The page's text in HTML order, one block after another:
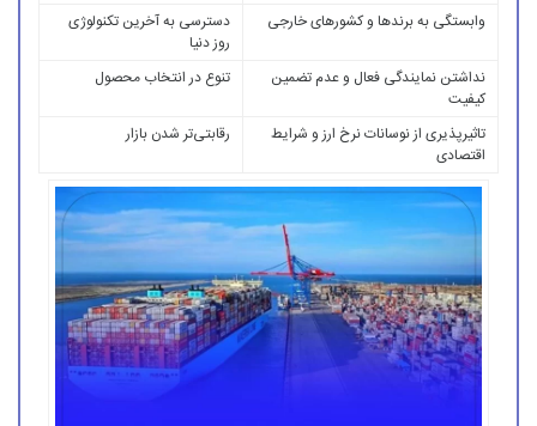
وابستگی به برندها و کشورهای خارجی
دسترسی به آخرین تکنولوژی
روز دنیا
نداشتن نمایندگی فعال و عدم تضمین
کیفیت
تنوع در انتخاب محصول
تاثیرپذیری از نوسانات نرخ ارز و شرایط
اقتصادی
رقابتی‌تر شدن بازار